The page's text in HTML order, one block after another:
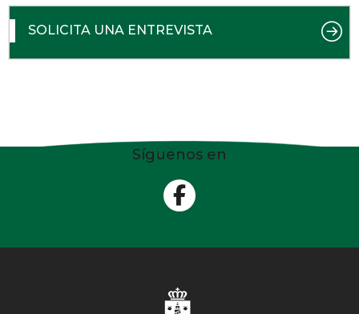
SOLICITA UNA ENTREVISTA
Síguenos en